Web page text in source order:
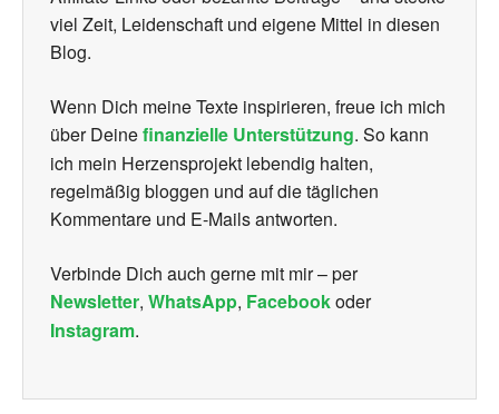
viel Zeit, Leidenschaft und eigene Mittel in diesen
Blog.
Wenn Dich meine Texte inspirieren, freue ich mich
über Deinefinanzielle Unterstützung. So kann
ich mein Herzensprojekt lebendig halten,
regelmäßig bloggen und auf die täglichen
Kommentare und E-Mails antworten.
Verbinde Dich auch gerne mit mir – per
Newsletter, WhatsApp, Facebookoder
Instagram.